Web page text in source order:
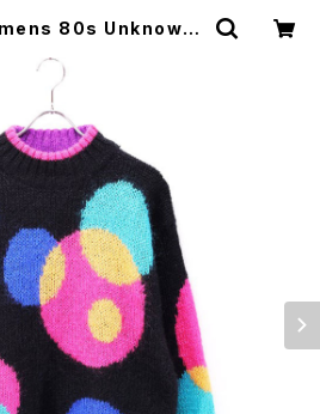
80s Unknown
Dot Knit Size M
vintage&culture sto
re